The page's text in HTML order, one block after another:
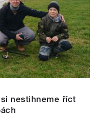
nestihneme říct